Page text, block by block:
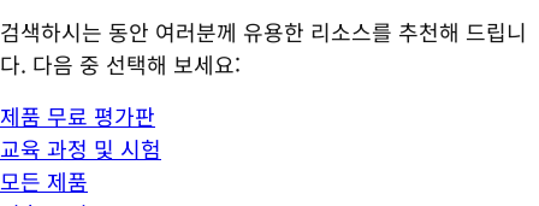
검색하시는 동안 여러분께 유용한 리소스를 추천해 드립니
다. 다음 중 선택해 보세요:
제품 무료 평가판
교육 과정 및 시험
모든 제품